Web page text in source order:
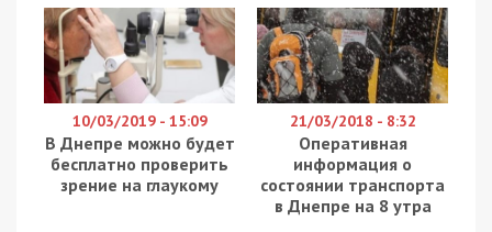
10/03/2019 - 15:09
В Днепре можно будет
бесплатно проверить
зрение на глаукому
21/03/2018 - 8:32
Оперативная
информация о
состоянии транспорта
в Днепре на 8 утра